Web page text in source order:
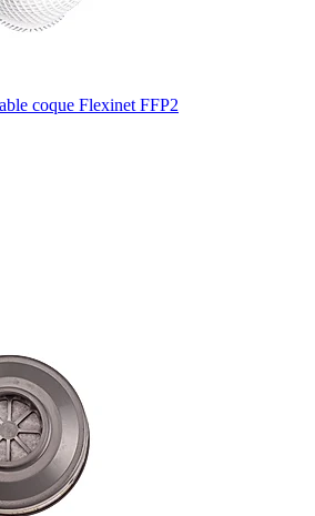
coque Flexinet FFP2